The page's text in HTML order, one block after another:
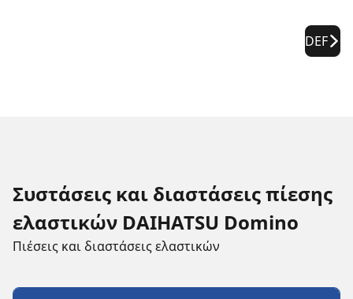
DEF
Συστάσεις και διαστάσεις πίεσης
ελαστικών DAIHATSU Domino
Πιέσεις και διαστάσεις ελαστικών